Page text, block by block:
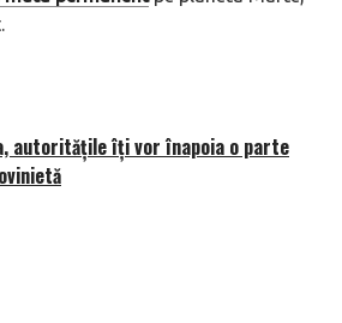
autoritățile îți vor înapoia o parte